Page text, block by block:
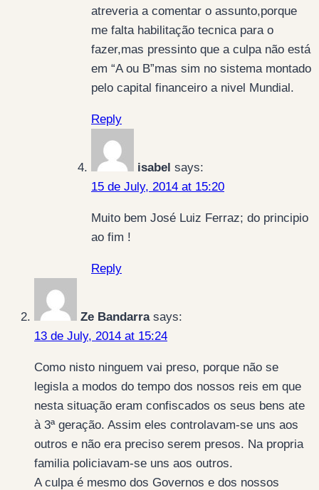
atreveria a comentar o assunto,porque
me falta habilitação tecnica para o
fazer,mas pressinto que a culpa não está
em “A ou B”mas sim no sistema montado
pelo capital financeiro a nivel Mundial.
Reply
isabel says:
15 de July, 2014 at 15:20
Muito bem José Luiz Ferraz; do principio
ao fim !
Reply
Ze Bandarra says:
13 de July, 2014 at 15:24
Como nisto ninguem vai preso, porque não se
legisla a modos do tempo dos nossos reis em que
nesta situação eram confiscados os seus bens ate
à 3ª geração. Assim eles controlavam-se uns aos
outros e não era preciso serem presos. Na propria
familia policiavam-se uns aos outros.
A culpa é mesmo dos Governos e dos nossos